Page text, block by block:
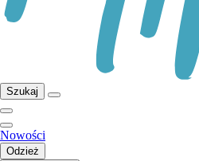
Szukaj
Nowości
Odzież